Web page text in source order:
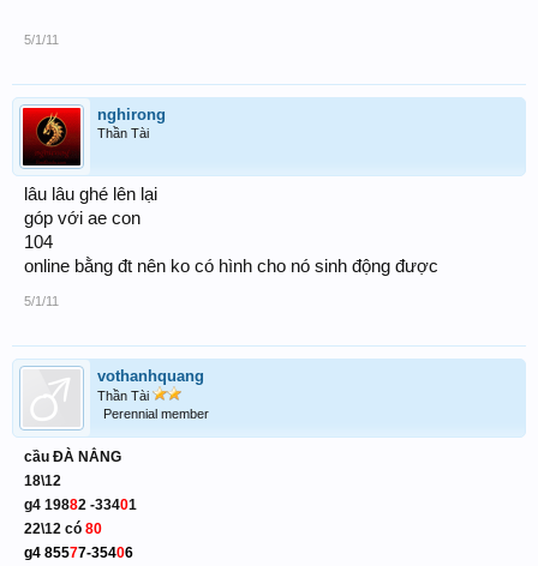
5/1/11
nghirong
Thần Tài
lâu lâu ghé lên lại
góp với ae con
104
online bằng đt nên ko có hình cho nó sinh động được
5/1/11
vothanhquang
Thần Tài
Perennial member
cầu ĐÀ NẲNG
18\12
g4 19882 -33401
22\12 có 80
g4 85577-35406